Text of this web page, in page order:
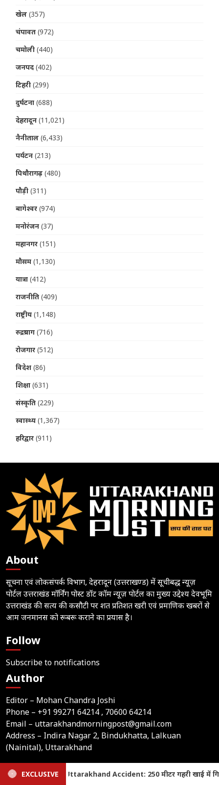
खेल (357)
चंपावत (972)
चमोली (440)
जनपद (402)
टिहरी (299)
दुर्घटना (688)
देहरादून (11,021)
नैनीताल (6,433)
पर्यटन (213)
पिथौरागढ़ (480)
पौड़ी (311)
बागेश्वर (974)
मनोरंजन (37)
महानगर (151)
मौसम (1,130)
यात्रा (412)
राजनीति (409)
राष्ट्रीय (1,148)
रुद्रप्रयाग (716)
रोजगार (512)
विदेश (86)
शिक्षा (631)
संस्कृति (229)
स्वास्थ्य (1,367)
हरिद्वार (911)
About
सूचना एवं लोकसंपर्क विभाग, देहरादून (उत्तराखण्ड) में सूचीबद्ध न्यूज़
पोर्टल उत्तराखंड मॉर्निंग पोस्ट डॉट कॉम न्यूज़ पोर्टल का मुख्य उद्देश्य देवभूमि
उत्तराखंड की सत्य की कसौटी पर शत प्रतिशत खरी एवं प्रमाणिक खबरों से
आम जनमानस को रूबरू कराने का प्रयास है।
Follow
Subscribe to notifications
Author
Editor – Mohan Chandra Joshi
Phone – +91 99271 64214 , 70600 64214
Email – uttarakhandmorningpost@gmail.com
Address – Indira Nagar 2, Bindukhatta, Lalkuan
(Nainital), Uttarakhand
Home Latest News Contact Us
Privacy Policy
EXCLUSIVE
गहरी खाई में गिरी बोलेरो, एक ही परिवार के पांच लोगों की दर्दनाक